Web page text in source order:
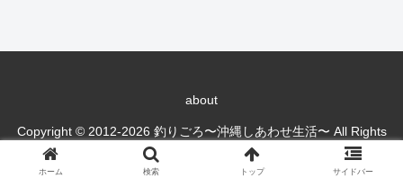
about
Copyright © 2012-2026 釣りごろ〜沖縄しあわせ生活〜 All Rights
ホーム 検索 トップ サイドバー